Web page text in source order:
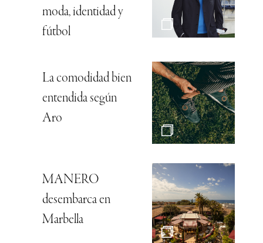
moda, identidad y
fútbol
La comodidad bien
entendida según
Aro
MANERO
desembarca en
Marbella